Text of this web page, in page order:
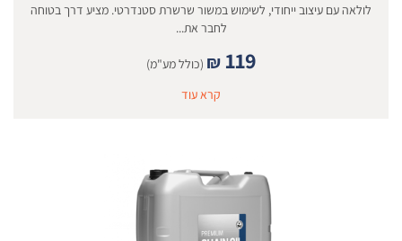
לולאה עם עיצוב ייחודי, לשימוש במשור שרשרת סטנדרטי. מציע דרך בטוחה
לחבר את...
₪ 119
(כולל מע"מ)
קרא עוד